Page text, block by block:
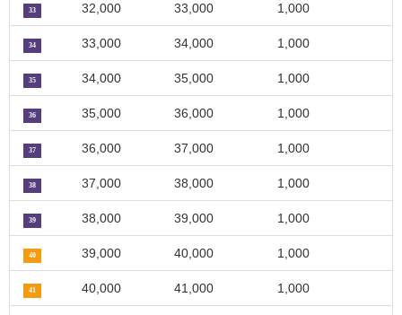
33 32,000 33,000 1,000
34 33,000 34,000 1,000
35 34,000 35,000 1,000
36 35,000 36,000 1,000
37 36,000 37,000 1,000
38 37,000 38,000 1,000
39 38,000 39,000 1,000
40 39,000 40,000 1,000
41 40,000 41,000 1,000